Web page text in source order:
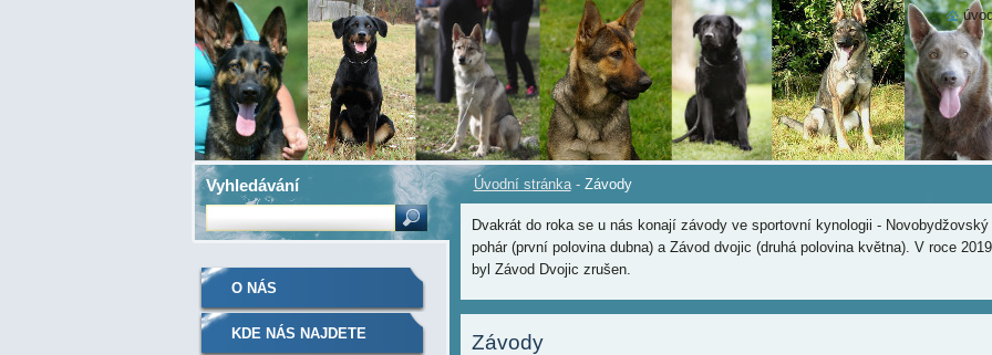
Úvodní stránka - Závody
Dvakrát do roka se u nás konají závody ve sportovní kynologii - Novobydžovský
pohár (první polovina dubna) a Závod dvojic (druhá polovina května). V roce 2019
byl Závod Dvojic zrušen.
Závody
O NÁS
KDE NÁS NAJDETE
Vyhledávání